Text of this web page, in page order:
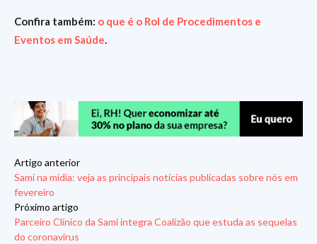
Confira também: o que é o Rol de Procedimentos e
Eventos em Saúde.
Artigo anterior
Sami na mídia: veja as principais notícias publicadas sobre nós em
fevereiro
Próximo artigo
Parceiro Clínico da Sami integra Coalizão que estuda as sequelas
do coronavírus